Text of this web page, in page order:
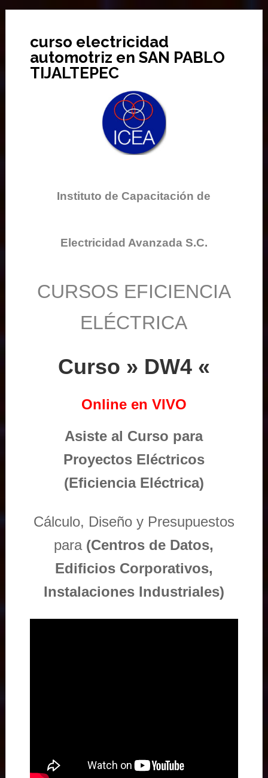
curso electricidad
automotriz en SAN PABLO
TIJALTEPEC
Instituto de Capacitación de
Electricidad Avanzada S.C.
CURSOS EFICIENCIA
ELÉCTRICA
Curso » DW4 «
Online en VIVO
Asiste al Curso para
Proyectos Eléctricos
(Eficiencia Eléctrica)
Cálculo, Diseño y Presupuestos
para (Centros de Datos,
Edificios Corporativos,
Instalaciones Industriales)